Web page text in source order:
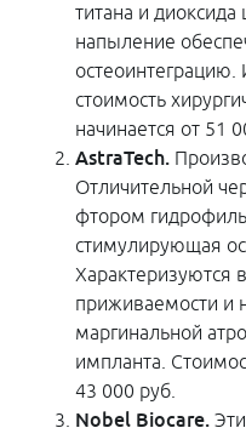
титана и
напыление
стоимость
начинается от 51
AstraTech.
Отличительной
фтором
стимулирующая
Характеризуются
приживаемости и
маргинальной
импланта.
43 000 руб.
Nobel Biocare.